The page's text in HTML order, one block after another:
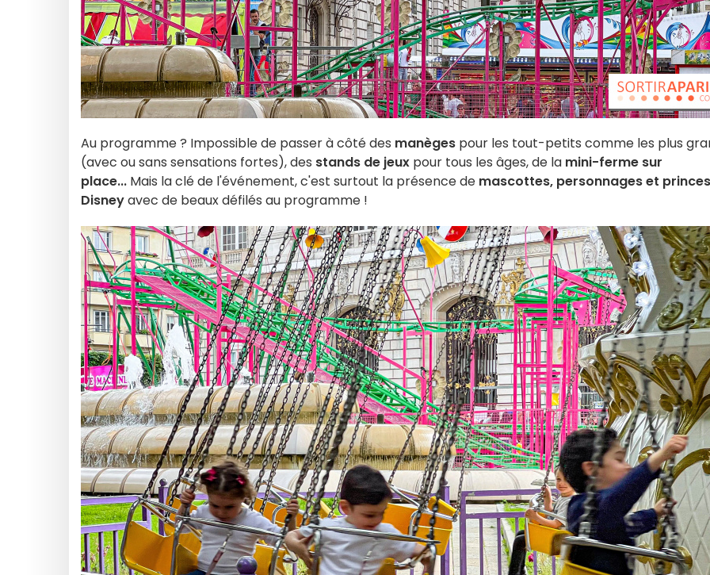
Au programme ? Impossible de passer à côté des manèges pour les tout-petits comme les plus
(avec ou sans sensations fortes), des stands de jeux pour tous les âges, de la mini-ferme sur
place... Mais la clé de l'événement, c'est surtout la présence de mascottes, personnages et
Disneyavec de beaux défilés au programme !